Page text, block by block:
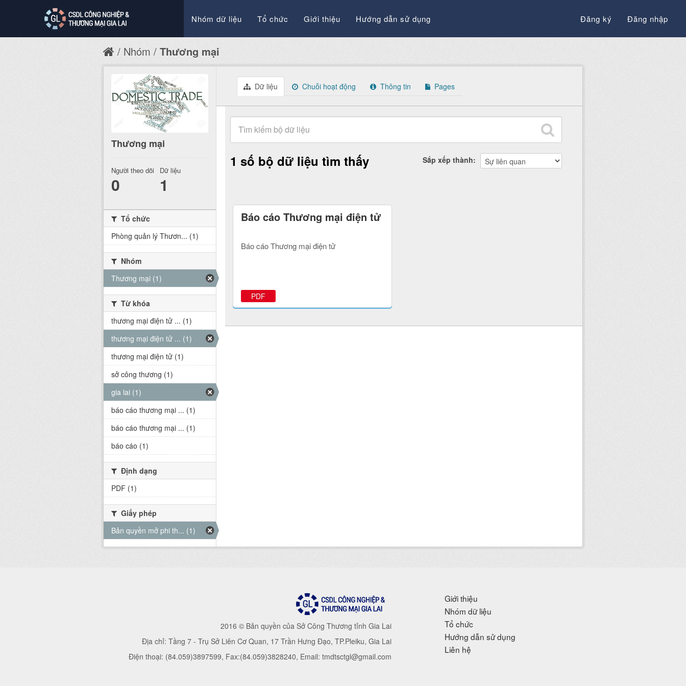
Nhóm dữ liệu Tổ chức Giới thiệu Hướng dẫn sử dụng Đăng ký Đăng nhập
Nhóm Thương mại
Dữ liệu Chuỗi hoạt động Thông tin Pages
Sắp xếp thành
1 số bộ dữ liệu tìm thấy
Báo cáo Thương mại điện tử
Báo cáo Thương mại điện tử
PDF
Thương mại
Người theo dõi
0
Dữ liệu
1
Tổ chức
Phòng quản lý Thươn... (1)
Nhóm
Thương mại (1)
Từ khóa
thương mại điện tử ... (1)
thương mại điện tử ... (1)
thương mại điện tử (1)
sở công thương (1)
gia lai (1)
báo cáo thương mại ... (1)
báo cáo thương mại ... (1)
báo cáo (1)
Định dạng
PDF (1)
Giấy phép
Bản quyền mở phi th... (1)
2016 © Bản quyền của Sở Công Thương tỉnh Gia Lai
Địa chỉ: Tầng 7 - Trụ Sở Liên Cơ Quan, 17 Trần Hưng Đạo, TP.Pleiku, Gia Lai
Điện thoại: (84.059)3897599, Fax:(84.059)3828240, Email: tmdtsctgl@gmail.com
Giới thiệu
Nhóm dữ liệu
Tổ chức
Hướng dẫn sử dụng
Liên hệ